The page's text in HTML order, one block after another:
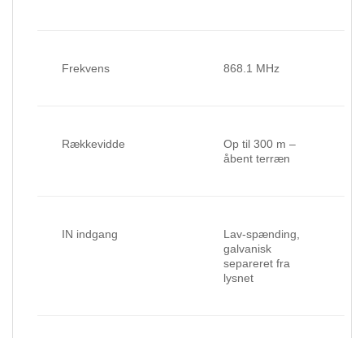
Frekvens 868.1 MHz
Rækkevidde
Op til 300 m –
åbent terræn
IN indgang
Lav-spænding,
galvanisk
separeret fra
lysnet